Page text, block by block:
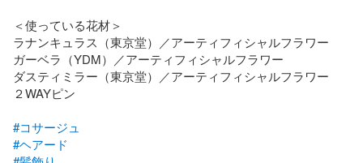
＜使っている花材＞
ラナンキュラス（東京堂）／アーティフィシャルフラワー
ガーベラ（YDM）／アーティフィシャルフラワー
ダスティミラー（東京堂）／アーティフィシャルフラワー
２WAYピン
#コサージュ
#ヘアード